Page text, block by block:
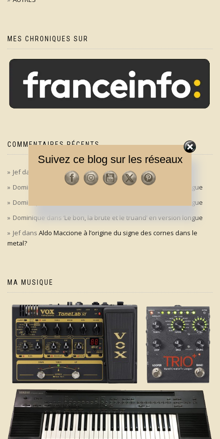
MES CHRONIQUES SUR
COMMENTAIRES RÉCENTS
Jefdans
‘Le bon, la brute et le truand’ en version longue
Dominique
‘Le bon, la brute et le truand’ en version longue
Dominique
‘Le bon, la brute et le truand’ en version longue
Dominique dans ‘Le bon, la brute et le truand’ en version longue
Jefdans Aldo Maccione à l’origine du signe des cornes dans le
metal?
MA MUSIQUE
Suivez ce blog sur les réseaux